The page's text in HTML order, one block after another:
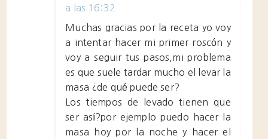
a las 16:32
Muchas gracias por la receta yo voy
a intentar hacer mi primer roscón y
voy a seguir tus pasos,mi problema
es que suele tardar mucho el levar la
masa ¿de qué puede ser?
Los tiempos de levado tienen que
ser así?por ejemplo puedo hacer la
masa hoy por la noche y hacer el